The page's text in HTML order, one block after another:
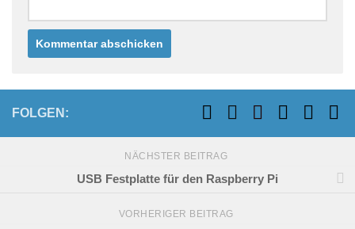
FOLGEN:
NÄCHSTER BEITRAG
USB Festplatte für den Raspberry Pi
VORHERIGER BEITRAG